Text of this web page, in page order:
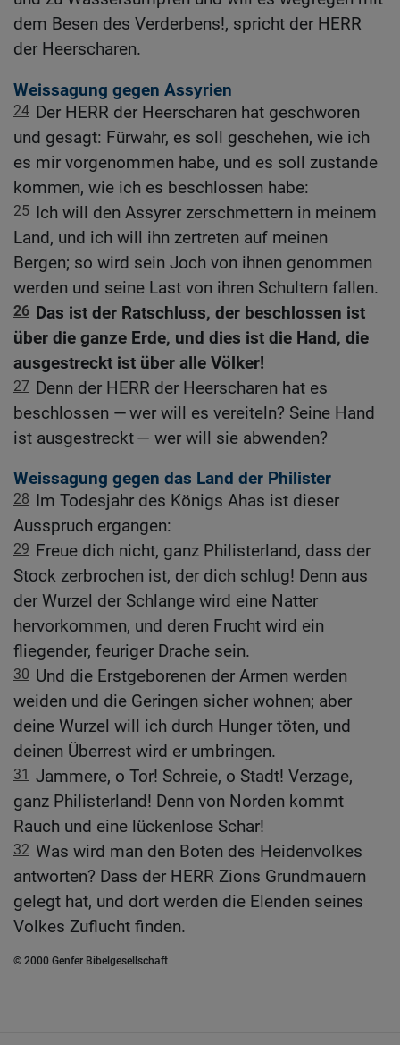
dem Besen des Verderbens!, spricht der HERR
der Heerscharen.
Weissagung gegen Assyrien
24 Der HERR der Heerscharen hat geschworen
und gesagt: Fürwahr, es soll geschehen, wie ich
es mir vorgenommen habe, und es soll zustande
kommen, wie ich es beschlossen habe:
25 Ich will den Assyrer zerschmettern in meinem
Land, und ich will ihn zertreten auf meinen
Bergen; so wird sein Joch von ihnen genommen
werden und seine Last von ihren Schultern fallen.
26 Das ist der Ratschluss, der beschlossen ist
über die ganze Erde, und dies ist die Hand, die
ausgestreckt ist über alle Völker!
27 Denn der HERR der Heerscharen hat es
beschlossen — wer will es vereiteln? Seine Hand
ist ausgestreckt — wer will sie abwenden?
Weissagung gegen das Land der Philister
28 Im Todesjahr des Königs Ahas ist dieser
Ausspruch ergangen:
29 Freue dich nicht, ganz Philisterland, dass der
Stock zerbrochen ist, der dich schlug! Denn aus
der Wurzel der Schlange wird eine Natter
hervorkommen, und deren Frucht wird ein
fliegender, feuriger Drache sein.
30 Und die Erstgeborenen der Armen werden
weiden und die Geringen sicher wohnen; aber
deine Wurzel will ich durch Hunger töten, und
deinen Überrest wird er umbringen.
31 Jammere, o Tor! Schreie, o Stadt! Verzage,
ganz Philisterland! Denn von Norden kommt
Rauch und eine lückenlose Schar!
32 Was wird man den Boten des Heidenvolkes
antworten? Dass der HERR Zions Grundmauern
gelegt hat, und dort werden die Elenden seines
Volkes Zuflucht finden.
© 2000 Genfer Bibelgesellschaft